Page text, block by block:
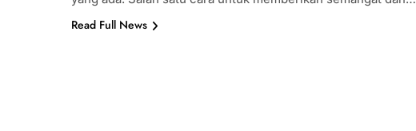
Read Full News